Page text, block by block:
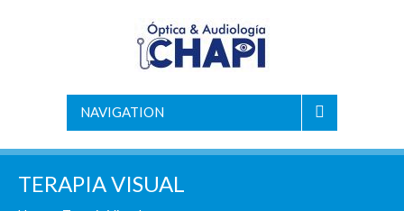
NAVIGATION
TERAPIA VISUAL